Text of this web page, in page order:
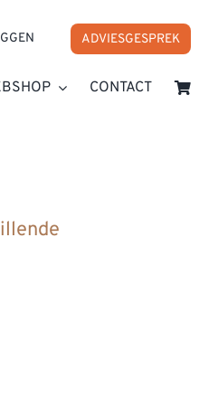
ADVIESGESPREK
CONTACT